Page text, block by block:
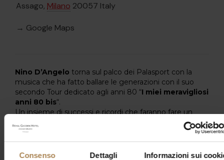
Consenso Dettagli Informazioni sui
Assago, Milano 20057 Italy
→ Google Maps
Nino D’Angelo torna sul palco dei Palasport con la
musica che ha fatto ballare le generazioni con il suo
secondo Tour dedicato agli anni 80 “I miei meravigliosi
anni 80 bis“.
Un insieme di successi e ricordi che faranno fare un
L’appuntamento conNino D’AngeloaMilano,
alForum di Assago, il19 Marzo 2026.